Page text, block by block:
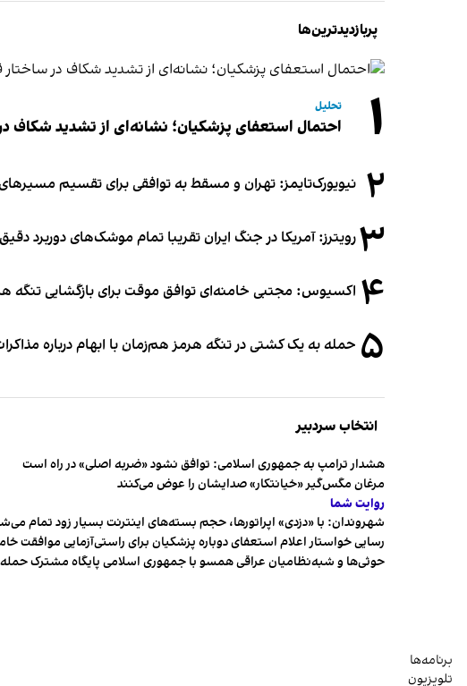
پربازدیدترین‌ها
۱ تحلیل
احتمال استعفای پزشکیان؛ نشانه‌ای از تشدید شکاف
۲ نیویورک‌تایمز: تهران و مسقط به توافقی برای تقسیم
۳رویترز: آمریکا در جنگ ایران تقریبا تمام موشک‌های دوربرد
۴ اکسیوس: مجتبی خامنه‌ای توافق موقت برای بازگشایی تنگه
۵ حمله به یک کشتی در تنگه هرمز هم‌زمان با ابهام درباره
انتخاب سردبیر
هشدار ترامپ به جمهوری اسلامی: توافق نشود «ضربه اصلی» در راه است
مرغان مگس‌گیر «خیانتکار» صدایشان را عوض می‌کنند
روایت شما
شهروندان:‌ با «دزدی» اپراتورها، حجم بسته‌های اینترنت بسیار زود تمام
رسایی خواستار اعلام استعفای دوباره پزشکیان برای راستی‌آزمایی موافقت
حوثی‌ها و شبه‌نظامیان عراقی همسو با جمهوری اسلامی پایگاه مشترک حمله
برنامه‌ها
تلویزیون